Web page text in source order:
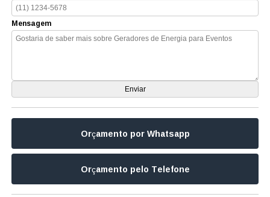
Mensagem
Orçamento por Whatsapp
Orçamento pelo Telefone